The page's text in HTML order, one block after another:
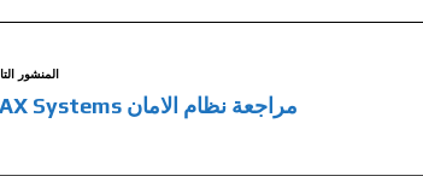
المنشور
مراجعة نظام الامان AJAX Systems